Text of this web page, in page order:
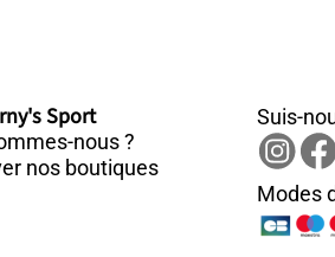
Sport
nous ?
nos boutiques
Suis-
Modes